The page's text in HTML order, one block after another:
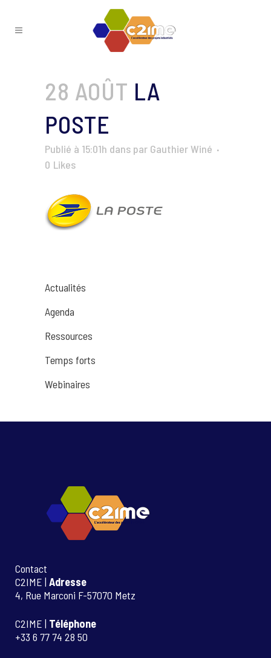
28 AOÛT LA
POSTE
Publié à 15:01h dans par Gauthier Winé
0 Likes
Actualités
Agenda
Ressources
Temps forts
Webinaires
Contact
C2IME | Adresse
4, Rue Marconi F-57070 Metz
C2IME | Téléphone
+33 6 77 74 28 50